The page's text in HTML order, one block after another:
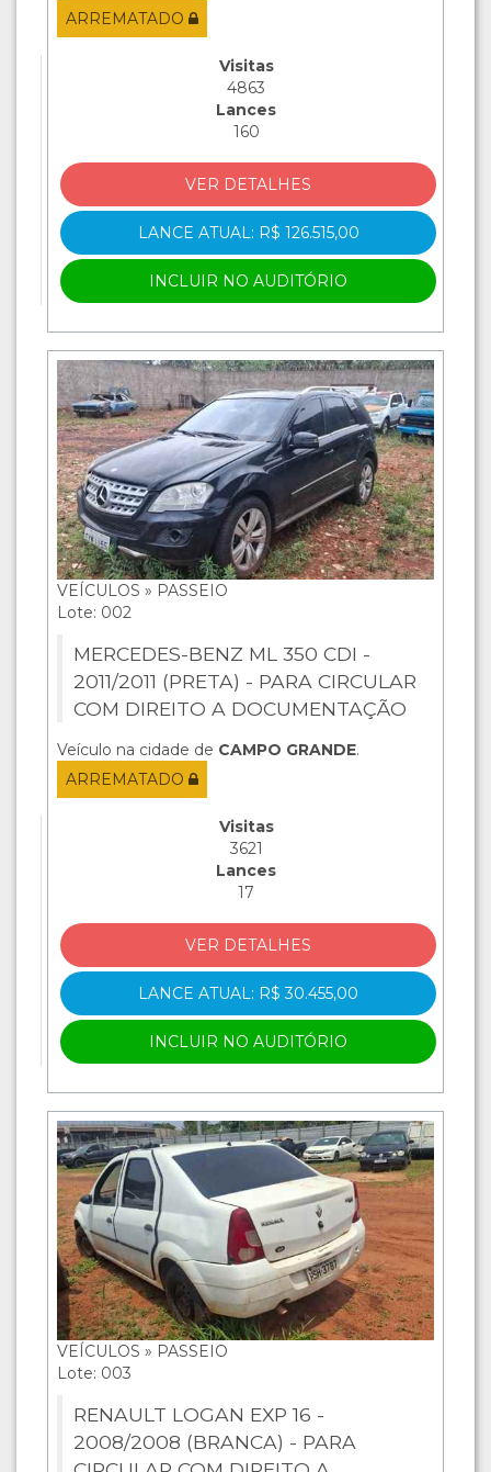
ARREMATADO
Visitas
4863
Lances
160
VER DETALHES
LANCE ATUAL: R$ 126.515,00
INCLUIR NO AUDITÓRIO
VEÍCULOS » PASSEIO
Lote: 002
MERCEDES-BENZ ML 350 CDI -
2011/2011 (PRETA) - PARA CIRCULAR
COM DIREITO A DOCUMENTAÇÃO
Veículo na cidade de CAMPO GRANDE.
ARREMATADO
Visitas
3621
Lances
17
VER DETALHES
LANCE ATUAL: R$ 30.455,00
INCLUIR NO AUDITÓRIO
VEÍCULOS » PASSEIO
Lote: 003
RENAULT LOGAN EXP 16 -
2008/2008 (BRANCA) - PARA